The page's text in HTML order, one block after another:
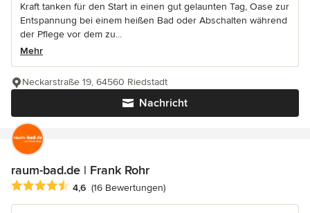
Kraft tanken für den Start in einen gut gelaunten Tag, Oase zur
Entspannung bei einem heißen Bad oder Abschalten während
der Pflege vor dem zu...
Mehr
Nachricht
Neckarstraße 19, 64560 Riedstadt
raum-bad.de | Frank Rohr
Durchschnittliche Bewertung: 4.6 von 5 Sternen
4,6 (16 Bewertungen)